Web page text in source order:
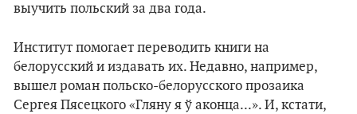
выучить польский за два года.
Институт помогает переводить книги на
белорусский и издавать их. Недавно, например,
вышел роман польско-белорусского прозаика
Сергея Пясецкого «Гляну я ў аконца...». И, кстати,